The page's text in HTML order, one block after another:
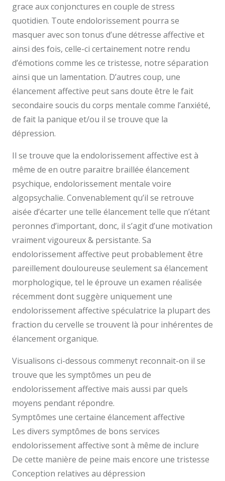
grace aux conjonctures en couple de stress
quotidien. Toute endolorissement pourra se
masquer avec son tonus d’une détresse affective et
ainsi des fois, celle-ci certainement notre rendu
d’émotions comme les ce tristesse, notre séparation
ainsi que un lamentation. D’autres coup, une
élancement affective peut sans doute être le fait
secondaire soucis du corps mentale comme l’anxiété,
de fait la panique et/ou il se trouve que la
dépression.
Il se trouve que la endolorissement affective est à
même de en outre paraitre braillée élancement
psychique, endolorissement mentale voire
algopsychalie. Convenablement qu’il se retrouve
aisée d’écarter une telle élancement telle que n’étant
peronnes d’important, donc, il s’agit d’une motivation
vraiment vigoureux & persistante. Sa
endolorissement affective peut probablement être
pareillement douloureuse seulement sa élancement
morphologique, tel le éprouve un examen réalisée
récemment dont suggère uniquement une
endolorissement affective spéculatrice la plupart des
fraction du cervelle se trouvent là pour inhérentes de
élancement organique.
Visualisons ci-dessous commenyt reconnait-on il se
trouve que les symptômes un peu de
endolorissement affective mais aussi par quels
moyens pendant répondre.
Symptômes une certaine élancement affective
Les divers symptômes de bons services
endolorissement affective sont à même de inclure
De cette manière de peine mais encore une tristesse
Conception relatives au dépression